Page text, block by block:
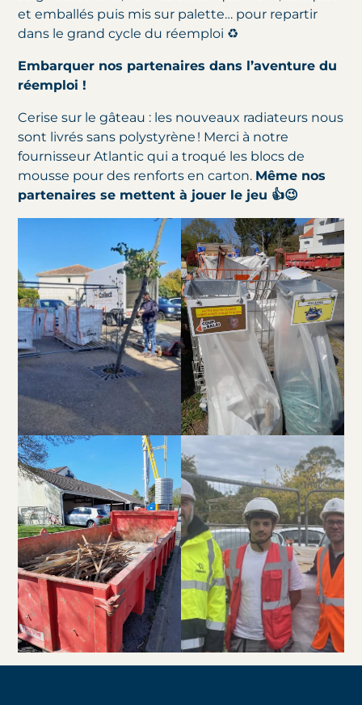
et emballés puis mis sur palette… pour repartir
dans le grand cycle du réemploi ♻️
Embarquer nos partenaires dans l’aventure du
réemploi !
Cerise sur le gâteau : les nouveaux radiateurs nous
sont livrés sans polystyrène ! Merci à notre
fournisseur Atlantic qui a troqué les blocs de
mousse pour des renforts en carton. Même nos
partenaires se mettent à jouer le jeu 👍😉